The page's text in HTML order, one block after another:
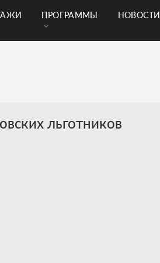
ПРОГРАММЫ НОВОСТИ
льготников